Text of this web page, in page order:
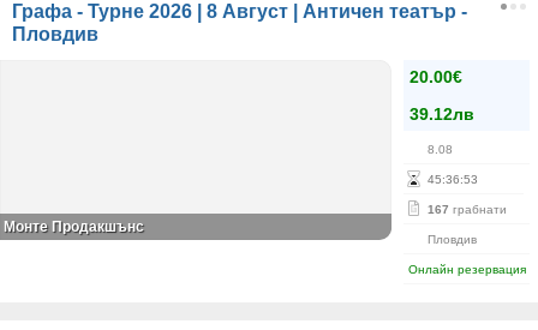
Графа - Турне 2026 | 8 Август | Античен театър -
Пловдив
20.00€
39.12лв
8.08
45:36:53
167 грабнати
Пловдив
Онлайн резервация
Монте Продакшънс